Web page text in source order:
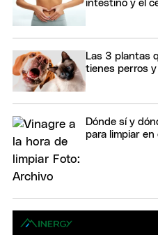
intestino y el
Las 3 plantas
tienes perros
Dónde sí y
para limpiar en